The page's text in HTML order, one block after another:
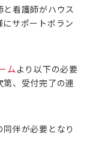
看護師がハウス
サポートボラン
ム より以下の必要
第、受付完了の連
伴が必要となり